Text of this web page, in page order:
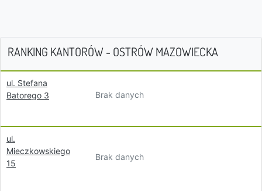
RANKING KANTORÓW - OSTRÓW MAZOWIECKA
ul. Stefana
Batorego 3
Brak danych
ul.
Mieczkowskiego
15
Brak danych